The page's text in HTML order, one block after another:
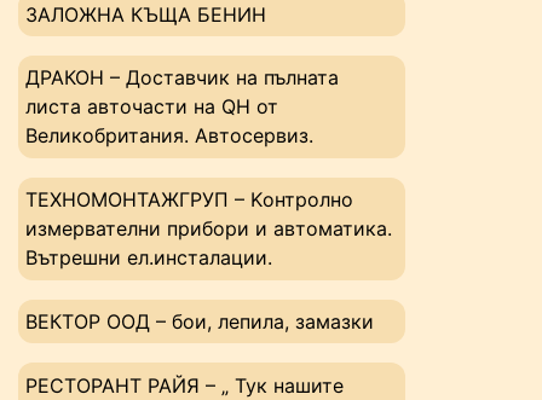
ЗАЛОЖНА КЪЩА БЕНИН
ДРАКОН – Доставчик на пълната
листа авточасти на QH от
Великобритания. Автосервиз.
ТЕХНОМОНТАЖГРУП – Kонтролно
измервателни прибори и автоматика.
Вътрешни ел.инсталации.
ВЕКТОР ООД – бои, лепила, замазки
РЕСТОРАНТ РАЙЯ – „ Тук нашите